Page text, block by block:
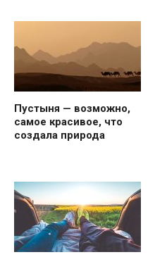
Пустыня — возможно,
самое красивое, что
создала природа